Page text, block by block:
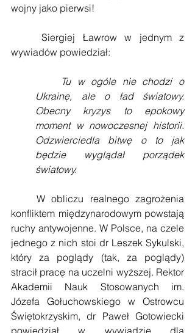
wojny jako pierwsi!
Siergiej Ławrow w jednym z
wywiadów powiedział:
Tu w ogóle nie chodzi o
Ukrainę, ale o ład światowy.
Obecny kryzys to epokowy
moment w nowoczesnej historii.
Odzwierciedla bitwę o to jak
będzie wyglądał porządek
światowy.
W obliczu realnego zagrożenia
konfliktem międzynarodowym powstają
ruchy antywojenne. W Polsce, na czele
jednego z nich stoi dr Leszek Sykulski,
który za poglądy (tak, za poglądy)
stracił pracę na uczelni wyższej. Rektor
Akademii Nauk Stosowanych im.
Józefa Gołuchowskiego w Ostrowcu
Świętokrzyskim, dr Paweł Gotowiecki
powiedział w wywiadzie dla